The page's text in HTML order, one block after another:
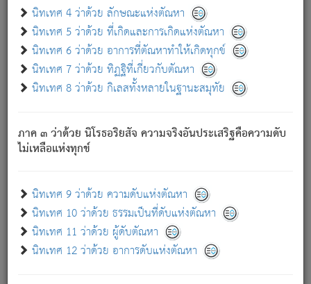
นิทเทศ 4 ว่าด้วย ลักษณะแห่งตัณหา
นิทเทศ 5 ว่าด้วย ที่เกิดและการเกิดแห่งตัณหา
นิทเทศ 6 ว่าด้วย อาการที่ตัณหาทำให้เกิดทุกข์
นิทเทศ 7 ว่าด้วย ทิฏฐิที่เกี่ยวกับตัณหา
นิทเทศ 8 ว่าด้วย กิเลสทั้งหลายในฐานะสมุทัย
ภาค ๓ ว่าด้วย นิโรธอริยสัจ ความจริงอันประเสริฐคือความดับ
ไม่เหลือแห่งทุกข์
นิทเทศ 9 ว่าด้วย ความดับแห่งตัณหา
นิทเทศ 10 ว่าด้วย ธรรมเป็นที่ดับแห่งตัณหา
นิทเทศ 11 ว่าด้วย ผู้ดับตัณหา
นิทเทศ 12 ว่าด้วย อาการดับแห่งตัณหา
อย่างนี้อยู่; เขาย่อมละภวตัณหาได้ และไม่เพลิดเพลินวิภวตัณหา
ด้วย.
ความดับเพราะความสำรอกไม่เหลือ (แห่งภพทั้งหลาย)
เพราะความสิ้นไปแห่งตัณหาโดยประการทั้งปวง นั้นคือ
นิพพาน.
ภพใหม่ย่อมไม่มีแก่ภิกษุนั้น ผู้ดับเย็นสนิทแล้ว เพราะไม่มี
ภิกษุนั้น เป็นผู้ครอบงำมารได้แล้ว ชนะสงครามแล้ว ก้าวล่วง
ภพทั้งหลายทั้งปวงได้แล้ว เป็นผู้คงที่ (คือไม่เปลี่ยนแปลงอีกต่อ
- อุ.ขุ. ๒๕/๑๒๑/๘๔.
(ข้อความนี้ เป็นพระพุทธอุทานที่ทรงเปล่งออก ที่โคนต้นโพธิ์
เป็นที่ตรัสรู้ เมื่อตรัสรู้แล้วได้ 7 วัน)